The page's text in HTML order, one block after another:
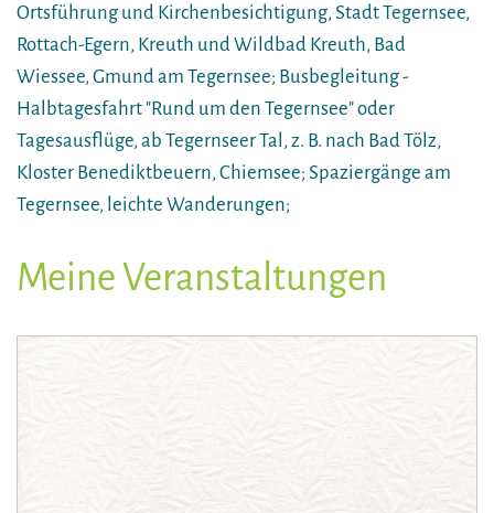
Ortsführung und Kirchenbesichtigung, Stadt Tegernsee,
Rottach-Egern, Kreuth und Wildbad Kreuth, Bad
Wiessee, Gmund am Tegernsee; Busbegleitung -
Halbtagesfahrt "Rund um den Tegernsee" oder
Tagesausflüge, ab Tegernseer Tal, z. B. nach Bad Tölz,
Kloster Benediktbeuern, Chiemsee; Spaziergänge am
Tegernsee, leichte Wanderungen;
Meine Veranstaltungen